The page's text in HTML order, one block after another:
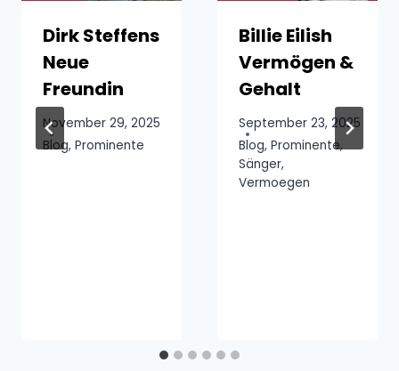
Dirk Steffens
Neue
Freundin
November 29, 2025
Blog, Prominente
Billie Eilish
Vermögen &
Gehalt
September 23, 2025
Blog, Prominente,
Sänger,
Vermoegen